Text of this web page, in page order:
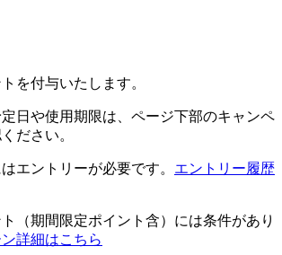
を付与いたします。
日や使用期限は、ページ下部のキャンペ
ださい。
エントリーが必要です。 エントリー履歴
（期間限定ポイント含）には条件があり
詳細はこちら